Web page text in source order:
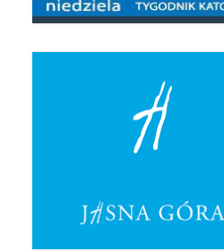
Narodowy Dzień
Nasza parafia z lotu
Stare fotografie
Pasterka 2018